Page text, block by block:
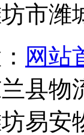
市潍
网站
县物
易安